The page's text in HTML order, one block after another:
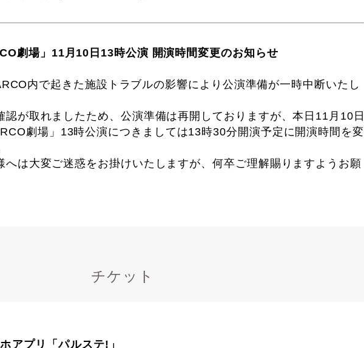
劇場」11月10日13時公演 開演時間変更のお知らせ
内で起きた施設トラブルの影響により公演準備が一時中断いたし
認が取れましたため、公演準備は再開しておりますが、本日11月10日
劇場」13時公演につきましては13時30分開演予定に開演時間を変
へは大変ご迷惑をお掛けいたしますが、何卒ご理解賜りますようお願
チケット
アプリ「パルステ!」